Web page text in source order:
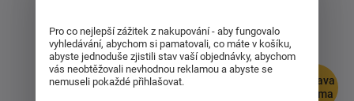
doprava
zdarma
Pro co nejlepší zážitek z nakupování - aby fungovalo
vyhledávání, abychom si pamatovali, co máte v košíku,
abyste jednoduše zjistili stav vaší objednávky, abychom
vás neobtěžovali nevhodnou reklamou a abyste se
nemuseli pokaždé přihlašovat.